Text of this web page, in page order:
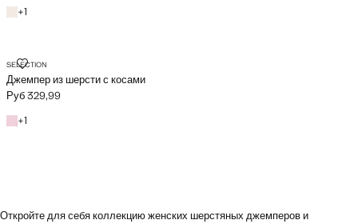
+1
+1 цвет
SELECTION
Джемпер из шерсти с косами
ДЖЕМПЕР ИЗ ШЕРСТИ С КОСАМИ
Текущая цена [Руб 329,99 ]
Руб 329,99
+1
+1 цвет
Откройте для себя коллекцию женских шерстяных джемперов и